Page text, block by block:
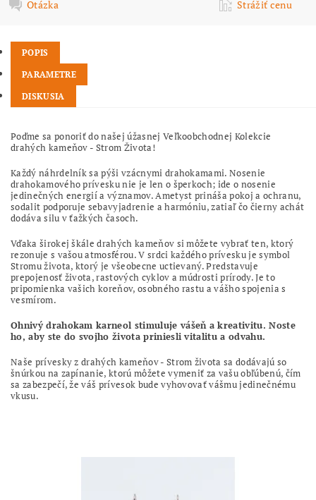
Otázka
Strážiť cenu
POPIS
PARAMETRE
DISKUSIA
Poďme sa ponoriť do našej úžasnej Veľkoobchodnej Kolekcie
drahých kameňov - Strom Života!
Každý náhrdelník sa pýši vzácnymi drahokamami. Nosenie
drahokamového prívesku nie je len o šperkoch; ide o nosenie
jedinečných energií a významov. Ametyst prináša pokoj a ochranu,
sodalit podporuje sebavyjadrenie a harmóniu, zatiaľ čo čierny achát
dodáva silu v ťažkých časoch.
Vďaka širokej škále drahých kameňov si môžete vybrať ten, ktorý
rezonuje s vašou atmosférou. V srdci každého prívesku je symbol
Stromu života, ktorý je všeobecne uctievaný. Predstavuje
prepojenosť života, rastových cyklov a múdrosti prírody. Je to
pripomienka vašich koreňov, osobného rastu a vášho spojenia s
vesmírom.
Ohnivý drahokam karneol stimuluje vášeň a kreativitu. Noste
ho, aby ste do svojho života priniesli vitalitu a odvahu.
Naše prívesky z drahých kameňov - Strom života sa dodávajú so
šnúrkou na zapínanie, ktorú môžete vymeniť za vašu obľúbenú, čím
sa zabezpečí, že váš prívesok bude vyhovovať vášmu jedinečnému
vkusu.